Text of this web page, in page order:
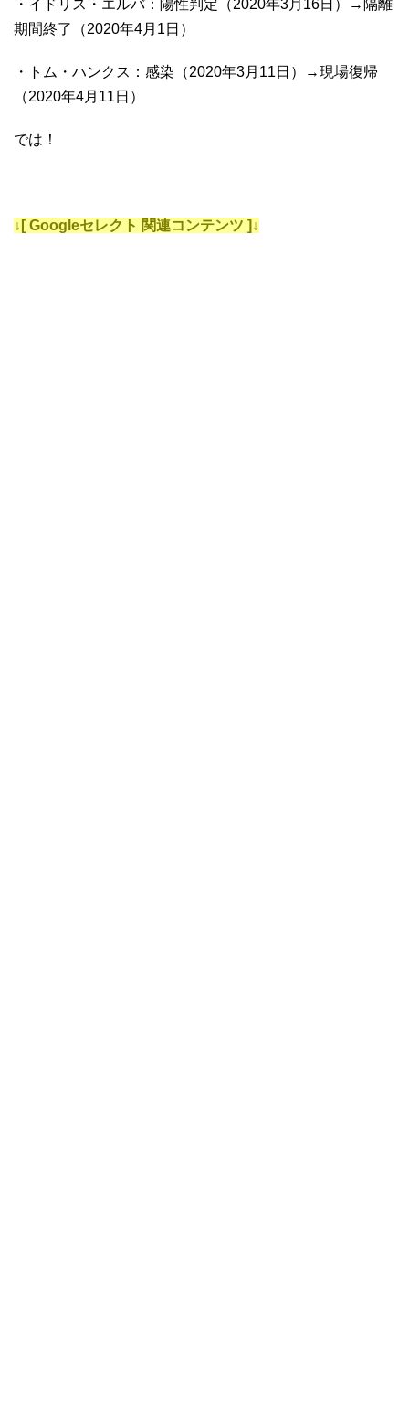
・イドリス・エルバ：陽性判定（2020年3月16日）→隔離
期間終了（2020年4月1日）
・トム・ハンクス：感染（2020年3月11日）→現場復帰
（2020年4月11日）
では！
↓[ Googleセレクト 関連コンテンツ ]↓